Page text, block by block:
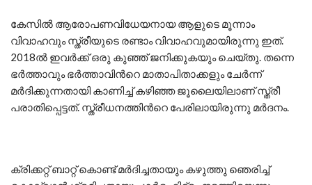
കേസിൽ ആരോപണവിധേയനായ ആളുടെ മൂന്നാം
വിവാഹവും സ്ത്രീയുടെ രണ്ടാം വിവാഹവുമായിരുന്നു ഇത്.
2018ൽ ഇവർക്ക് ഒരു കുഞ്ഞ് ജനിക്കുകയും ചെയ്തു. തന്നെ
ഭർത്താവും ഭർത്താവിന്‍റെ മാതാപിതാക്കളും ചേർന്ന്
മർദിക്കുന്നതായി കാണിച്ച് കഴിഞ്ഞ ജൂലൈയിലാണ് സ്ത്രീ
പരാതിപ്പെട്ടത്. സ്ത്രീധനത്തിന്‍റെ പേരിലായിരുന്നു മർദനം.
ക്രിക്കറ്റ് ബാറ്റ് കൊണ്ട് മർദിച്ചതായും കഴുത്തു ഞെരിച്ച്